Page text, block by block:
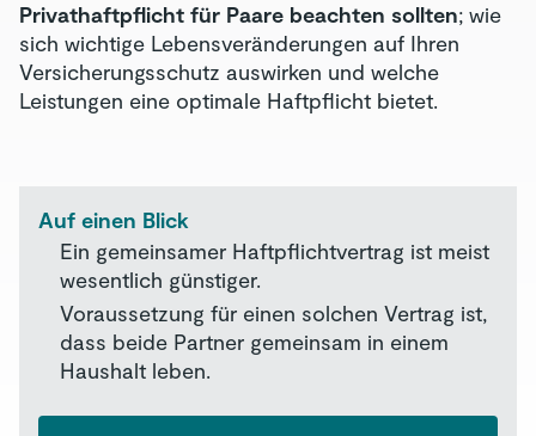
Privathaftpflicht für Paare beachten sollten; wie
sich wichtige Lebensveränderungen auf Ihren
Versicherungsschutz auswirken und welche
Leistungen eine optimale Haftpflicht bietet.
Auf einen Blick
Ein gemeinsamer Haftpflichtvertrag ist meist
wesentlich günstiger.
Voraussetzung für einen solchen Vertrag ist,
dass beide Partner gemeinsam in einem
Haushalt leben.